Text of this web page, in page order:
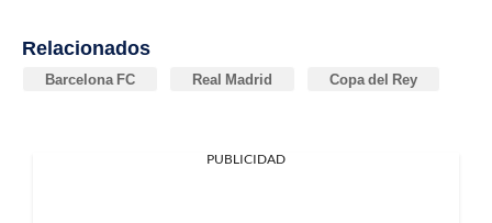
Relacionados
Barcelona FC Real Madrid Copa del Rey
PUBLICIDAD